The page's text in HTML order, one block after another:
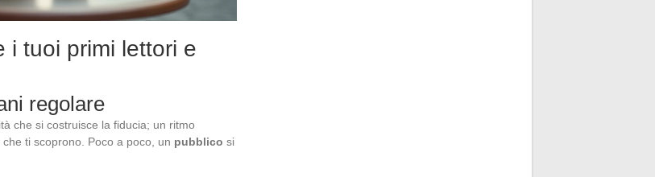
i tuoi primi lettori e
regolare
che si costruisce la fiducia; un ritmo
che ti scoprono. Poco a poco, un pubblico si